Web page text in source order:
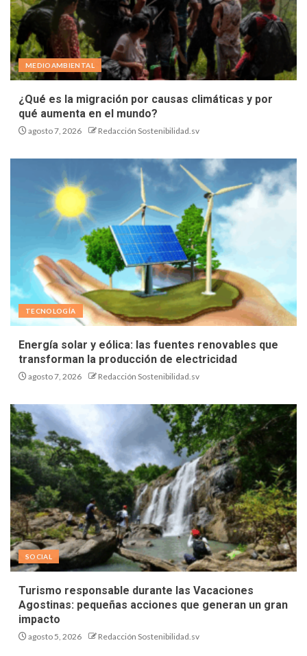
MEDIOAMBIENTAL
¿Qué es la migración por causas climáticas y por
qué aumenta en el mundo?
agosto 7, 2026 Redacción Sostenibilidad.sv
TECNOLOGÍA
Energía solar y eólica: las fuentes renovables que
transforman la producción de electricidad
agosto 7, 2026 Redacción Sostenibilidad.sv
SOCIAL
Turismo responsable durante las Vacaciones
Agostinas: pequeñas acciones que generan un gran
impacto
agosto 5, 2026 Redacción Sostenibilidad.sv